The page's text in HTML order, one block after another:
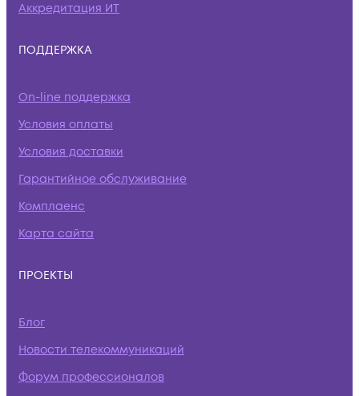
Аккредитация ИТ
ПОДДЕРЖКА
On-line поддержка
Условия оплаты
Условия доставки
Гарантийное обслуживание
Комплаенс
Карта сайта
ПРОЕКТЫ
Блог
Новости телекоммуникаций
Форум профессионалов